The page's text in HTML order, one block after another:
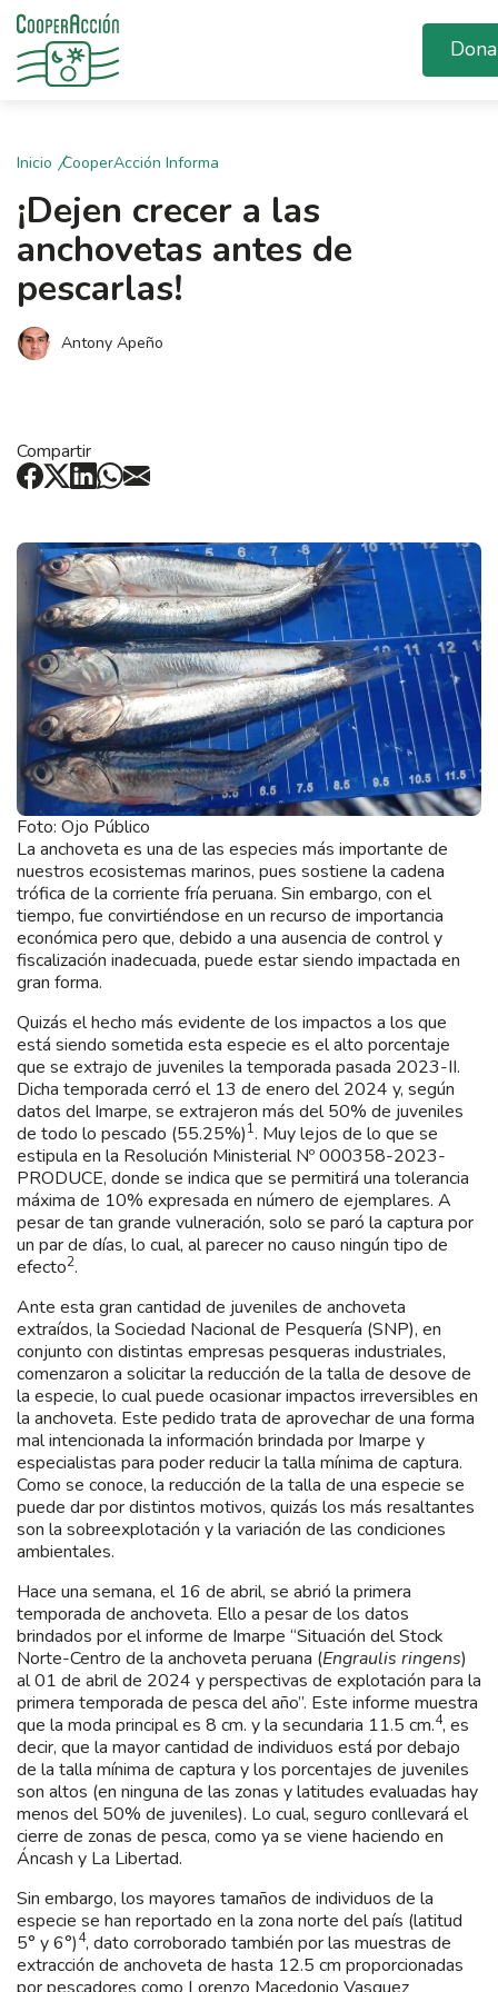
Inicio CooperAcción Informa
¡Dejen crecer a las
anchovetas antes de
pescarlas!
Antony Apeño
Compartir
Foto: Ojo Público
La anchoveta es una de las especies más importante de
nuestros ecosistemas marinos, pues sostiene la cadena
trófica de la corriente fría peruana. Sin embargo, con el
tiempo, fue convirtiéndose en un recurso de importancia
económica pero que, debido a una ausencia de control y
fiscalización inadecuada, puede estar siendo impactada en
gran forma.
Quizás el hecho más evidente de los impactos a los que
está siendo sometida esta especie es el alto porcentaje
que se extrajo de juveniles la temporada pasada 2023-II.
Dicha temporada cerró el 13 de enero del 2024 y, según
datos del Imarpe, se extrajeron más del 50% de juveniles
de todo lo pescado (55.25%)1. Muy lejos de lo que se
estipula en la Resolución Ministerial Nº 000358-2023-
PRODUCE, donde se indica que se permitirá una tolerancia
máxima de 10% expresada en número de ejemplares. A
pesar de tan grande vulneración, solo se paró la captura por
un par de días, lo cual, al parecer no causo ningún tipo de
efecto2.
Ante esta gran cantidad de juveniles de anchoveta
extraídos, la Sociedad Nacional de Pesquería (SNP), en
conjunto con distintas empresas pesqueras industriales,
comenzaron a solicitar la reducción de la talla de desove de
la especie, lo cual puede ocasionar impactos irreversibles en
la anchoveta. Este pedido trata de aprovechar de una forma
mal intencionada la información brindada por Imarpe y
especialistas para poder reducir la talla mínima de captura.
Como se conoce, la reducción de la talla de una especie se
puede dar por distintos motivos, quizás los más resaltantes
son la sobreexplotación y la variación de las condiciones
ambientales.
Hace una semana, el 16 de abril, se abrió la primera
temporada de anchoveta. Ello a pesar de los datos
brindados por el informe de Imarpe “Situación del Stock
Norte-Centro de la anchoveta peruana (Engraulis ringens)
al 01 de abril de 2024 y perspectivas de explotación para la
primera temporada de pesca del año”. Este informe muestra
que la moda principal es 8 cm. y la secundaria 11.5 cm.4, es
decir, que la mayor cantidad de individuos está por debajo
de la talla mínima de captura y los porcentajes de juveniles
son altos (en ninguna de las zonas y latitudes evaluadas hay
menos del 50% de juveniles). Lo cual, seguro conllevará el
cierre de zonas de pesca, como ya se viene haciendo en
Áncash y La Libertad.
Sin embargo, los mayores tamaños de individuos de la
especie se han reportado en la zona norte del país (latitud
5° y 6°)4, dato corroborado también por las muestras de
extracción de anchoveta de hasta 12.5 cm proporcionadas